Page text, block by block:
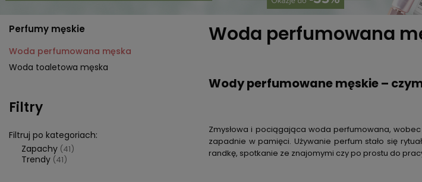
Perfumy męskie
Woda perfumowana męska
Woda toaletowa męska
Filtry
Filtruj po kategoriach:
Zapachy (41)
Trendy (41)
Woda perfumowana
Wody perfumowane męskie –
Zmysłowa i pociągająca woda perfumowana,
zapadnie w pamięci. Używanie perfum stało się
randkę, spotkanie ze znajomymi czy po prostu do